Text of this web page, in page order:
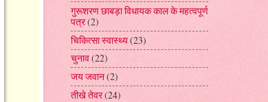
गुरूशरण छाबड़ा विधायक काल के महत्वपूर्ण
पत्र(2)
चिकित्सा स्वास्थ्य(23)
चुनाव(22)
जय जवान(2)
तीखे तेवर(24)